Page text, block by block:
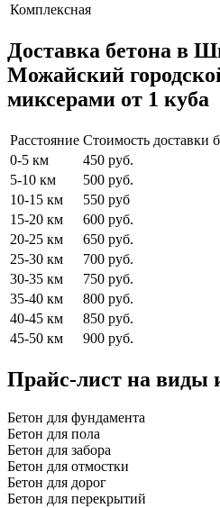
Комплексная
Доставка бетона в
Можайский
миксерами от 1 куба
Расстояние Стоимость доставки
0-5 км
450 руб.
5-10 км
500 руб.
10-15 км
550 руб
15-20 км
600 руб.
20-25 км
650 руб.
25-30 км
700 руб.
30-35 км
750 руб.
35-40 км
800 руб.
40-45 км
850 руб.
45-50 км
900 руб.
Прайс-лист на виды
Бетон для фундамента
Бетон для пола
Бетон для забора
Бетон для отмостки
Бетон для дорог
Бетон для перекрытий